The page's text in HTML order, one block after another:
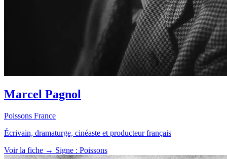
Marcel Pagnol
Poissons France
Écrivain, dramaturge, cinéaste et producteur français
Voir la fiche → Signe : Poissons